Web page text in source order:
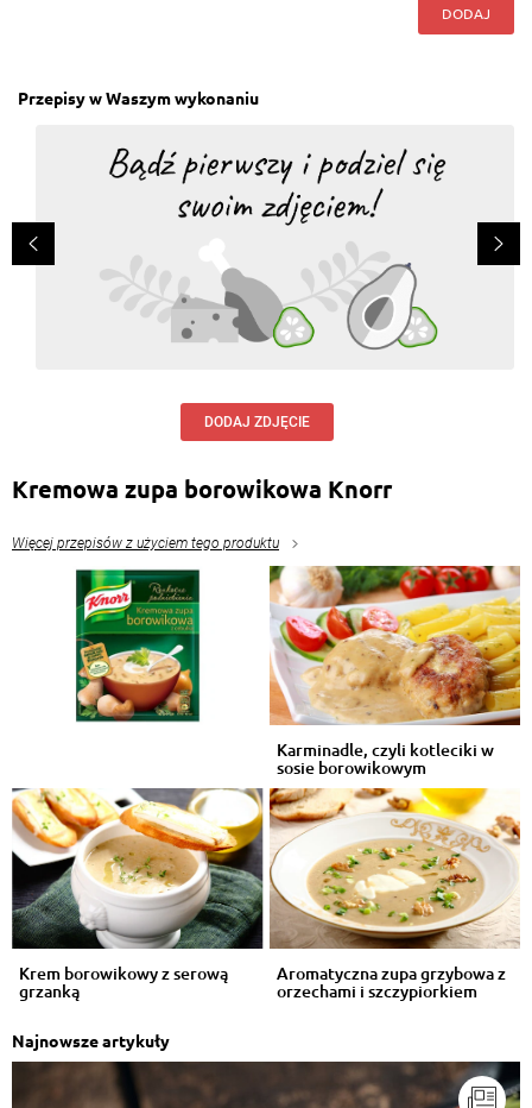
DODAJ
Przepisy w Waszym wykonaniu
DODAJ ZDJĘCIE
Kremowa zupa borowikowa Knorr
Więcej przepisów z użyciem tego produktu
Karminadle, czyli kotleciki w
sosie borowikowym
Krem borowikowy z serową
grzanką
Aromatyczna zupa grzybowa z
orzechami i szczypiorkiem
Najnowsze artykuły